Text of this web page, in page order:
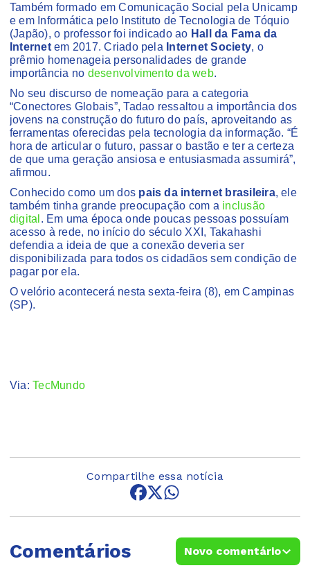
Também formado em Comunicação Social pela Unicamp
e em Informática pelo Instituto de Tecnologia de Tóquio
(Japão), o professor foi indicado ao Hall da Fama da
Internetem 2017. Criado pela Internet Society, o
prêmio homenageia personalidades de grande
importância no desenvolvimento da web.
No seu discurso de nomeação para a categoria
“Conectores Globais”, Tadao ressaltou a importância dos
jovens na construção do futuro do país, aproveitando as
ferramentas oferecidas pela tecnologia da informação. “É
hora de articular o futuro, passar o bastão e ter a certeza
de que uma geração ansiosa e entusiasmada assumirá”,
afirmou.
Conhecido como um dos pais da internet brasileira, ele
também tinha grande preocupação com a inclusão
digital . Em uma época onde poucas pessoas possuíam
acesso à rede, no início do século XXI, Takahashi
defendia a ideia de que a conexão deveria ser
disponibilizada para todos os cidadãos sem condição de
pagar por ela.
O velório acontecerá nesta sexta-feira (8), em Campinas
(SP).
Via:TecMundo
Compartilhe essa notícia
Comentários Novo comentário